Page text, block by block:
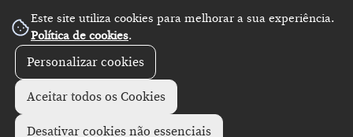
Este site utiliza cookies para melhorar a sua experiência.
Política de cookies.
Personalizar cookies
Aceitar todos os Cookies
Desativar cookies não essenciais
Diretório Monumentos e museus